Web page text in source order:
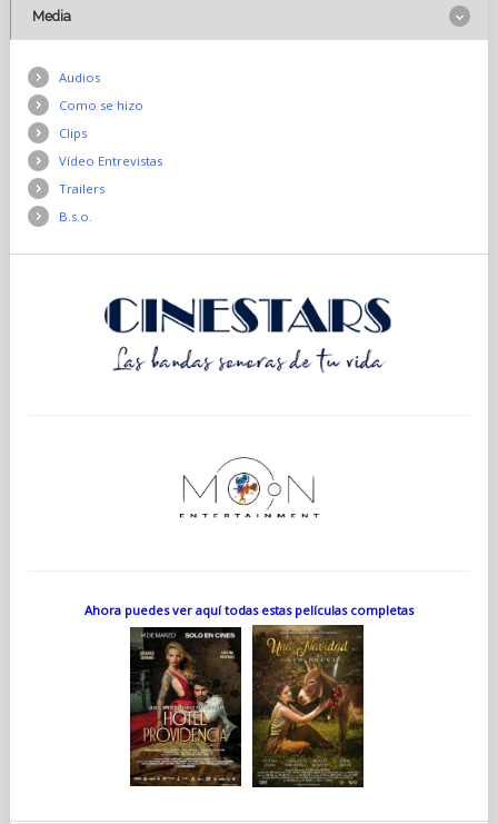
Media
Audios
Como se hizo
Clips
Vídeo Entrevistas
Trailers
B.s.o.
Ahora puedes ver aquí todas estas películas completas